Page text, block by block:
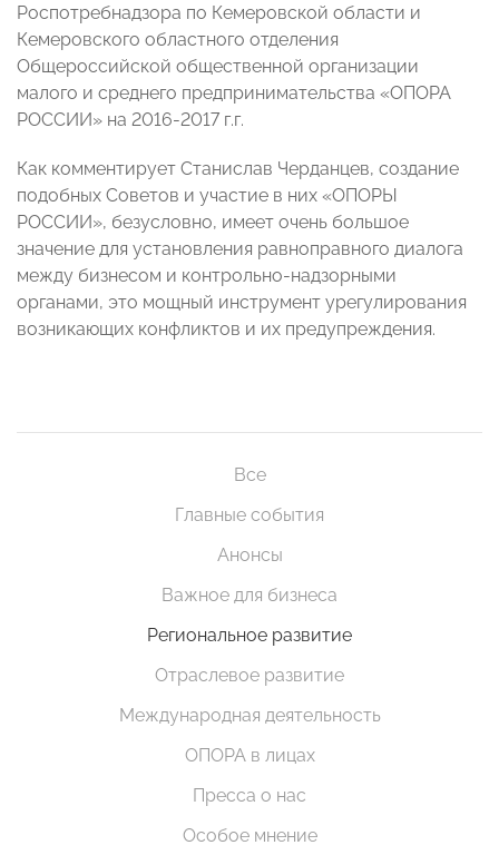
Роспотребнадзора по Кемеровской области и
Кемеровского областного отделения
Общероссийской общественной организации
малого и среднего предпринимательства «ОПОРА
РОССИИ» на 2016-2017 г.г.
Как комментирует Станислав Черданцев, создание
подобных Советов и участие в них «ОПОРЫ
РОССИИ», безусловно, имеет очень большое
значение для установления равноправного диалога
между бизнесом и контрольно-надзорными
органами, это мощный инструмент урегулирования
возникающих конфликтов и их предупреждения.
Все
Главные события
Анонсы
Важное для бизнеса
Региональное развитие
Отраслевое развитие
Международная деятельность
ОПОРА в лицах
Пресса о нас
Особое мнение